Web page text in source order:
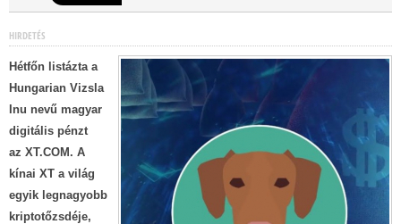
HIRDETÉS
Hétfőn listázta a
Hungarian Vizsla
Inu nevű magyar
digitális pénzt
az XT.COM. A
kínai XT a világ
egyik legnagyobb
kriptotőzsdéje,